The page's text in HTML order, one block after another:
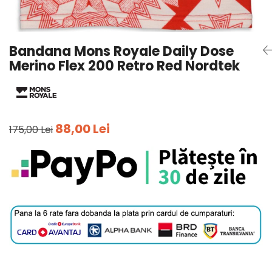
Pantaloni outdoor
Curele
Bustiere
Bandana Mons Royale Daily Dose
Merino Flex 200 Retro Red Nordtek
175,00 Lei 88,00 Lei